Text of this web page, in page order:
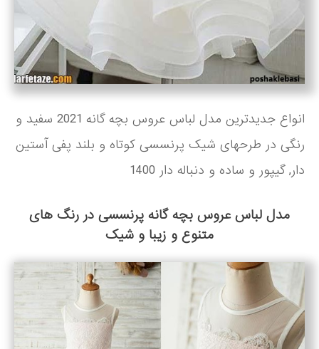
انواع جدیدترین مدل لباس عروس بچه گانه 2021 سفید و
رنگی در طرحهای شیک پرنسسی کوتاه و بلند پفی آستین
دار, گیپور و ساده و دنباله دار 1400
مدل لباس عروس بچه گانه پرنسسی در رنگ های
متنوع و زیبا و شیک